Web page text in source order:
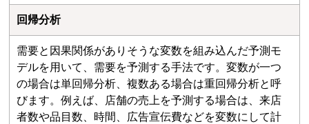
回帰分析
需要と因果関係がありそうな変数を組み込んだ予測モ
デルを用いて、需要を予測する手法です。変数が一つ
の場合は単回帰分析、複数ある場合は重回帰分析と呼
びます。例えば、店舗の売上を予測する場合は、来店
者数や品目数、時間、広告宣伝費などを変数にして計